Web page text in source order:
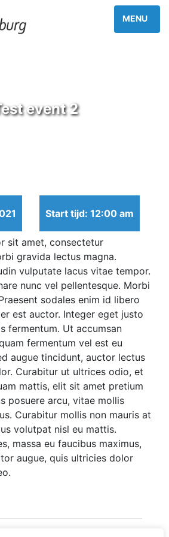
event 2
Start tijd: 12:00 am
sit amet, consectetur
gravida lectus magna.
vulputate lacus vitae tempor.
nunc vel pellentesque. Morbi
sodales enim id libero
est auctor. Integer eget justo
fermentum. Ut accumsan
fermentum vel est eu
augue tincidunt, auctor lectus
Curabitur ut ultrices odio, et
mattis, elit sit amet pretium
posuere arcu, vitae mollis
Curabitur mollis non mauris at
volutpat nisl eu mattis.
massa eu faucibus maximus,
augue, quis ultricies dolor